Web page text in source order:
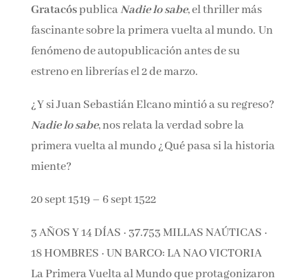
Gratacóspublica Nadie lo sabe, el thriller más
fascinante sobre la primera vuelta al
mundo. Un fenómeno de autopublicación
antes de su estreno en librerías el 2 de marzo.
¿Y si Juan Sebastián Elcano mintió a su
regreso?Nadie lo sabe, nos relata la verdad
sobre la primera vuelta al mundo ¿Qué pasa si
la historia miente?
20 sept 1519 – 6 sept 1522
3 AÑOS Y 14 DÍAS · 37.753 MILLAS NAÚTICAS ·
18 HOMBRES · UN BARCO: LA NAO VICTORIA
La Primera Vuelta al Mundo que
Por favor, acepta lostérminos y condiciones